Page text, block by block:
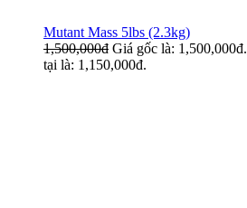
Mutant Mass 5lbs (2.3kg)
1,500,000đ Giá gốc là: 1,500,000đ.
tại là: 1,150,000đ.